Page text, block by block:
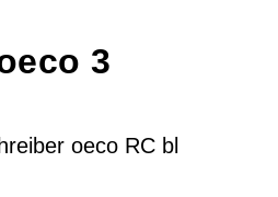
3
oeco RC bl